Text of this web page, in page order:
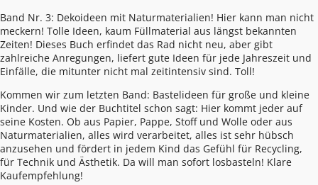
Band Nr. 3: Dekoideen mit Naturmaterialien! Hier kann man nicht
meckern! Tolle Ideen, kaum Füllmaterial aus längst bekannten
Zeiten! Dieses Buch erfindet das Rad nicht neu, aber gibt
zahlreiche Anregungen, liefert gute Ideen für jede Jahreszeit und
Einfälle, die mitunter nicht mal zeitintensiv sind. Toll!
Kommen wir zum letzten Band: Bastelideen für große und kleine
Kinder. Und wie der Buchtitel schon sagt: Hier kommt jeder auf
seine Kosten. Ob aus Papier, Pappe, Stoff und Wolle oder aus
Naturmaterialien, alles wird verarbeitet, alles ist sehr hübsch
anzusehen und fördert in jedem Kind das Gefühl für Recycling,
für Technik und Ästhetik. Da will man sofort losbasteln! Klare
Kaufempfehlung!